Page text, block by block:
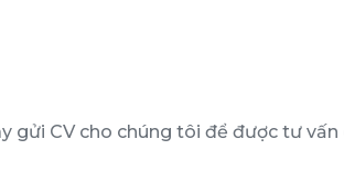
gửi CV cho chúng tôi để được tư vấn